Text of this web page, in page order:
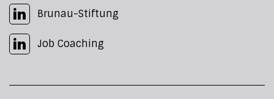
Brunau-Stiftung
Job Coaching